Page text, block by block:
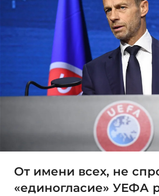
От имени всех, не
«единогласие» УЕФА